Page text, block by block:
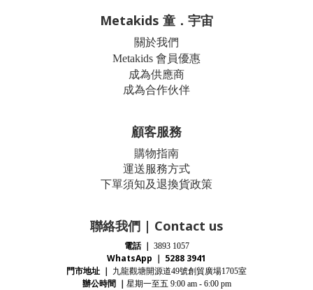
Metakids 童．宇宙
關於我們
Metakids 會員優惠
成為供應商
成為合作伙伴
顧客服務
購物指南
運送服務方式
下單須知及退換貨政策
聯絡我們 | Contact us
電話 ｜ 3893 1057
WhatsApp ｜ 5288 3941
門市地址 ｜ 九龍觀塘開源道49號創貿廣場1705室
辦公時間｜ 星期一至五 9:00 am - 6:00 pm